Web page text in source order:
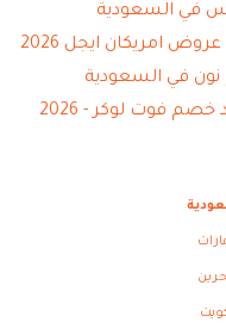
في السعودية
امريكان ايجل 2026
فوت لوكر - 2026